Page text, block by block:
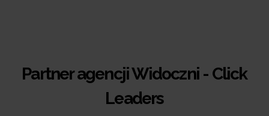
Partner agencji Widoczni - Click
Leaders